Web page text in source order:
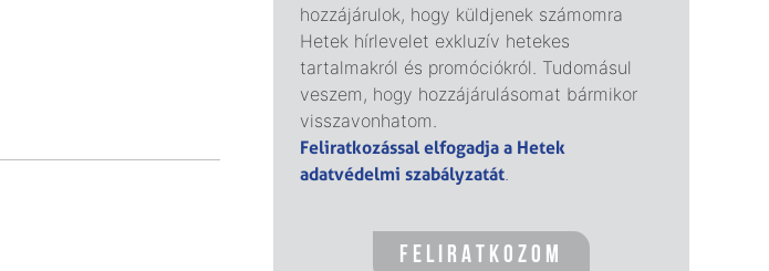
hozzájárulok, hogy küldjenek számomra
Hetek hírlevelet exkluzív hetekes
tartalmakról és promóciókról. Tudomásul
veszem, hogy hozzájárulásomat bármikor
visszavonhatom.
Feliratkozással elfogadja a Hetek
adatvédelmi szabályzatát.